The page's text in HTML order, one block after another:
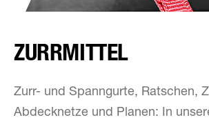
ZURRMITTEL
Zurr- und Spanngurte, Ratschen,
Abdecknetze und Planen: In